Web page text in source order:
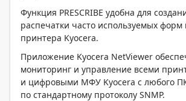
Функция PRESCRIBE удобна для
распечатки часто используемых
принтера Kyocera.
Приложение Kyocera NetViewer
мониторинг и управление всеми
и цифровыми МФУ Kyocera с любого
по стандартному протоколу SNMP.